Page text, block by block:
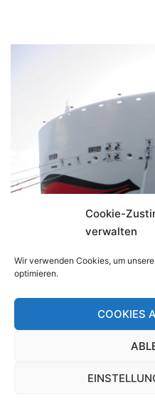
Cookie-
verwalten
Wir verwenden Cookies, um
optimieren.
COOKIES
AIDA Nova
Vom 12.-20.02. waren wir